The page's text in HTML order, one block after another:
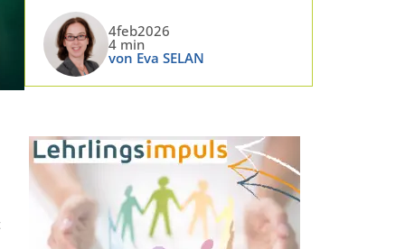
4feb2026
4 min
von Eva SELAN